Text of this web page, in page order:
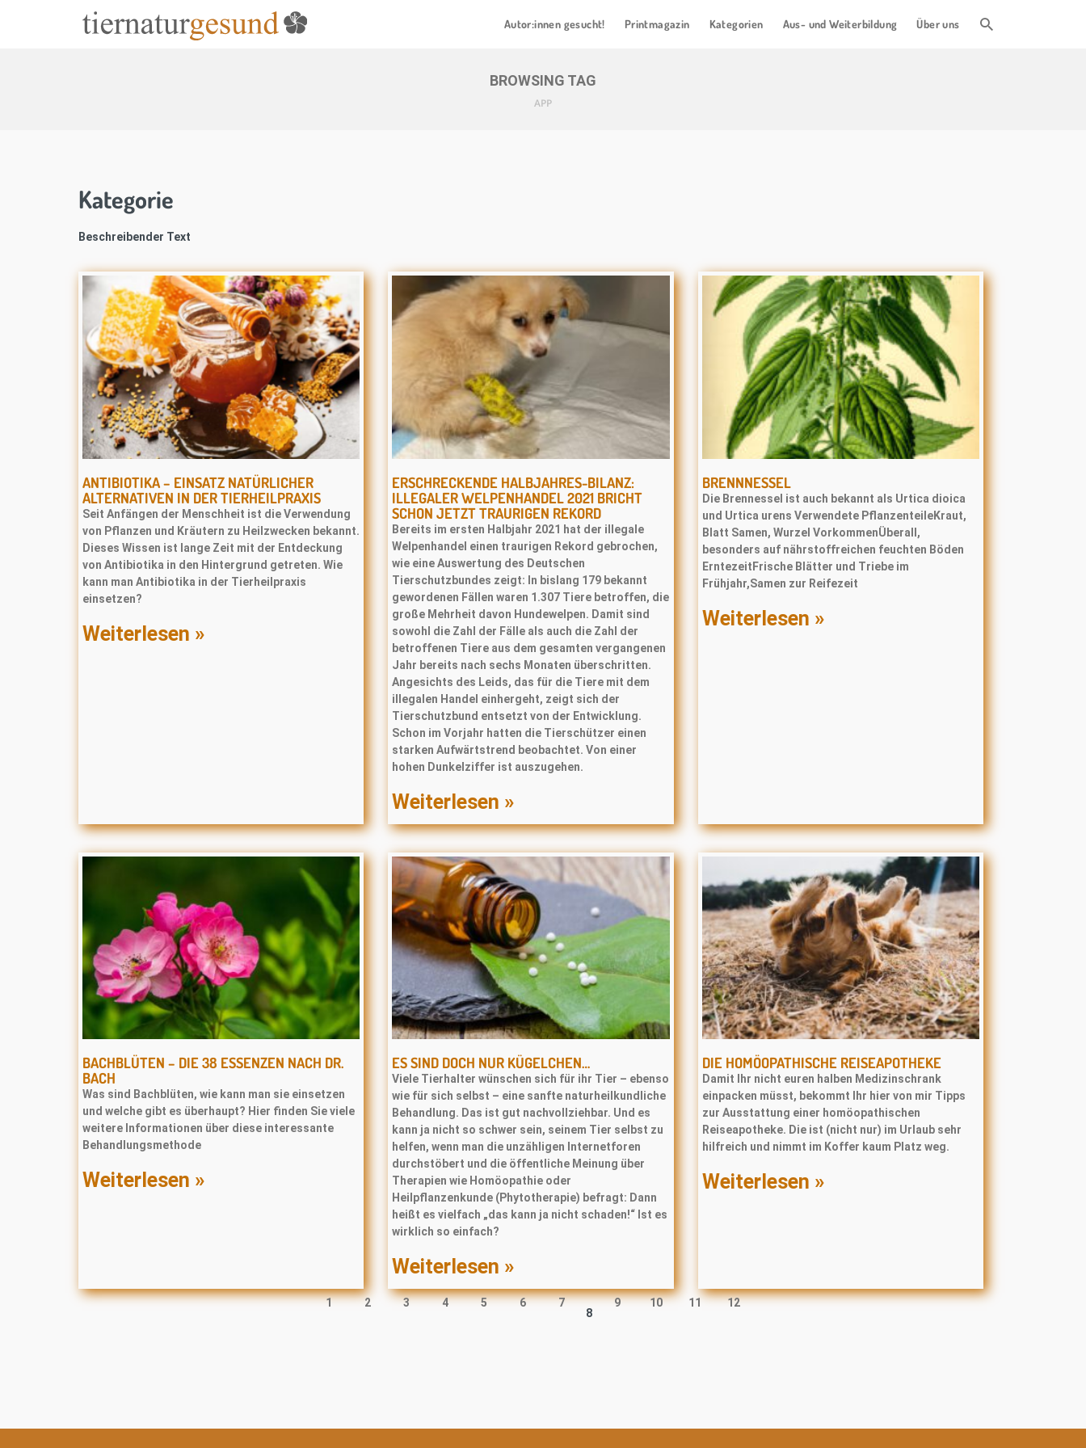
Autor:innen gesucht! Printmagazin Kategorien Aus- und Weiterbildung Über uns
BROWSING TAG
APP
Kategorie
Beschreibender Text
ANTIBIOTIKA – EINSATZ NATÜRLICHER
ALTERNATIVEN IN DER TIERHEILPRAXIS
Seit Anfängen der Menschheit ist die Verwendung
von Pﬂanzen und Kräutern zu Heilzwecken bekannt.
Dieses Wissen ist lange Zeit mit der Entdeckung
von Antibiotika in den Hintergrund getreten. Wie
kann man Antibiotika in der Tierheilpraxis
einsetzen?
Weiterlesen »
ERSCHRECKENDE HALBJAHRES-BILANZ:
ILLEGALER WELPENHANDEL 2021 BRICHT
SCHON JETZT TRAURIGEN REKORD
Bereits im ersten Halbjahr 2021 hat der illegale
Welpenhandel einen traurigen Rekord gebrochen,
wie eine Auswertung des Deutschen
Tierschutzbundes zeigt: In bislang 179 bekannt
gewordenen Fällen waren 1.307 Tiere betroffen, die
große Mehrheit davon Hundewelpen. Damit sind
sowohl die Zahl der Fälle als auch die Zahl der
betroffenen Tiere aus dem gesamten vergangenen
Jahr bereits nach sechs Monaten überschritten.
Angesichts des Leids, das für die Tiere mit dem
illegalen Handel einhergeht, zeigt sich der
Tierschutzbund entsetzt von der Entwicklung.
Schon im Vorjahr hatten die Tierschützer einen
starken Aufwärtstrend beobachtet. Von einer
hohen Dunkelziffer ist auszugehen.
Weiterlesen »
BRENNNESSEL
Die Brennessel ist auch bekannt als Urtica dioica
und Urtica urens Verwendete PflanzenteileKraut,
Blatt Samen, Wurzel VorkommenÜberall,
besonders auf nährstoffreichen feuchten Böden
ErntezeitFrische Blätter und Triebe im
Frühjahr,Samen zur Reifezeit
Weiterlesen »
BACHBLÜTEN – DIE 38 ESSENZEN NACH DR.
BACH
Was sind Bachblüten, wie kann man sie einsetzen
und welche gibt es überhaupt? Hier finden Sie viele
weitere Informationen über diese interessante
Behandlungsmethode
Weiterlesen »
ES SIND DOCH NUR KÜGELCHEN…
Viele Tierhalter wünschen sich für ihr Tier – ebenso
wie für sich selbst – eine sanfte naturheilkundliche
Behandlung. Das ist gut nachvollziehbar. Und es
kann ja nicht so schwer sein, seinem Tier selbst zu
helfen, wenn man die unzähligen Internetforen
durchstöbert und die öffentliche Meinung über
Therapien wie Homöopathie oder
Heilpﬂanzenkunde (Phytotherapie) befragt: Dann
heißt es vielfach „das kann ja nicht schaden!“ Ist es
wirklich so einfach?
Weiterlesen »
DIE HOMÖOPATHISCHE REISEAPOTHEKE
Damit Ihr nicht euren halben Medizinschrank
einpacken müsst, bekommt Ihr hier von mir Tipps
zur Ausstattung einer homöopathischen
Reiseapotheke. Die ist (nicht nur) im Urlaub sehr
hilfreich und nimmt im Koffer kaum Platz weg.
Weiterlesen »
1 2 3 4 5 6
7
8
9 10 11 12